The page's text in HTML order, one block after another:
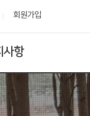
회원가입
사항